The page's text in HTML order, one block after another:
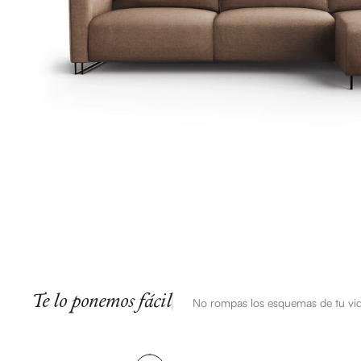
Te lo ponemos fácil No rompas los esquemas de tu